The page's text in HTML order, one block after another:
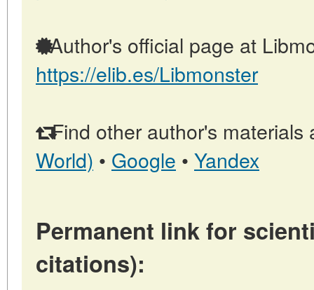
Author's official page at
https://elib.es/Libmonster
Find other author's materials
World) • Google • Yandex
Permanent link for
citations):